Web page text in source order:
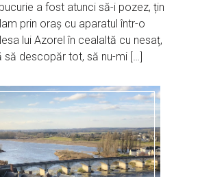
a fost atunci să-i pozez, țin
prin oraș cu aparatul într-o
lui Azorel în cealaltă cu nesaț,
să descopăr tot, să nu-mi […]